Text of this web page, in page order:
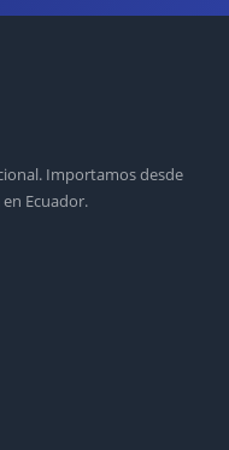
Importamos desde
Ecuador.